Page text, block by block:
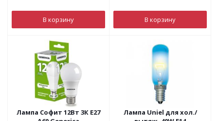
В корзину В корзину
Лампа Софит 12Вт 3К Е27
Лампа Uniel для хол./